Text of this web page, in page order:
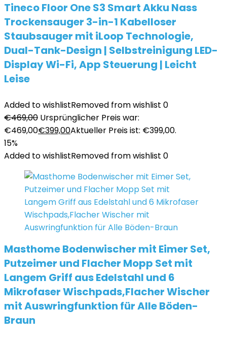
Tineco Floor One S3 Smart Akku Nass
Trockensauger 3-in-1 Kabelloser
Staubsauger mit iLoop Technologie,
Dual-Tank-Design | Selbstreinigung LED-
Display Wi-Fi, App Steuerung | Leicht
Leise
Added to wishlistRemoved from wishlist 0
€469,00 Ursprünglicher Preis war:
€469,00€399,00Aktueller Preis ist: €399,00.
15%
Added to wishlistRemoved from wishlist 0
Masthome Bodenwischer mit Eimer Set,
Putzeimer und Flacher Mopp Set mit
Langem Griff aus Edelstahl und 6
Mikrofaser Wischpads,Flacher Wischer
mit Auswringfunktion für Alle Böden-
Braun